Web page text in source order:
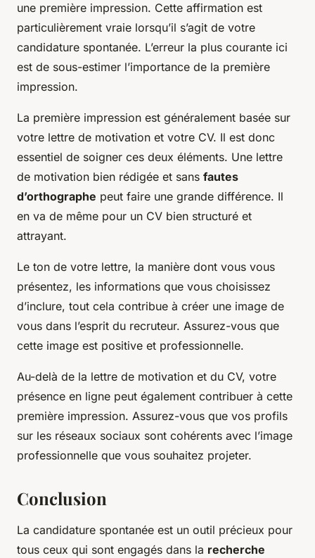
une première impression. Cette affirmation est
particulièrement vraie lorsqu’il s’agit de votre
candidature spontanée. L’erreur la plus courante ici
est de sous-estimer l’importance de la première
impression.
La première impression est généralement basée sur
votre lettre de motivation et votre CV. Il est donc
essentiel de soigner ces deux éléments. Une lettre
de motivation bien rédigée et sans fautes
d’orthographe peut faire une grande différence. Il
en va de même pour un CV bien structuré et
attrayant.
Le ton de votre lettre, la manière dont vous vous
présentez, les informations que vous choisissez
d’inclure, tout cela contribue à créer une image de
vous dans l’esprit du recruteur. Assurez-vous que
cette image est positive et professionnelle.
Au-delà de la lettre de motivation et du CV, votre
présence en ligne peut également contribuer à cette
première impression. Assurez-vous que vos profils
sur les réseaux sociaux sont cohérents avec l’image
professionnelle que vous souhaitez projeter.
Conclusion
La candidature spontanée est un outil précieux pour
tous ceux qui sont engagés dans la recherche